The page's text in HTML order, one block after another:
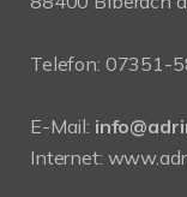
Telefon: 07351-
E-Mail:
Internet: